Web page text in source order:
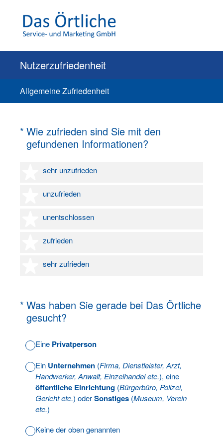
Nutzerzufriedenheit
Allgemeine Zufriedenheit
* Wie zufrieden sind Sie mit den
gefundenen Informationen?
(Erforderlich.)
sehr unzufrieden
1 Stern
unzufrieden
2 Sterne
unentschlossen
3 Sterne
zufrieden
4 Sterne
sehr zufrieden
5 Sterne
* Was haben Sie gerade bei Das Örtliche
gesucht?
(Erforderlich.)
Eine Privatperson
Ein Unternehmen (Firma, Dienstleister, Arzt,
Handwerker, Anwalt, Einzelhandel etc.), eine
öffentliche Einrichtung (Bürgerbüro, Polizei,
Gericht etc.) oderSonstiges (Museum, Verein
etc.)
Keine der oben genannten